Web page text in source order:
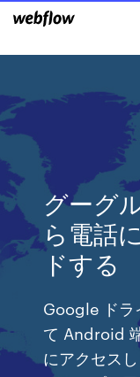
グーグ
ら電話
ドする
Google ドラ
て Android
にアクセス